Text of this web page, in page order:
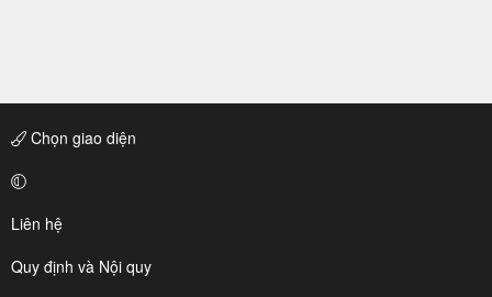
Chọn giao diện
Liên hệ
Quy định và Nội quy